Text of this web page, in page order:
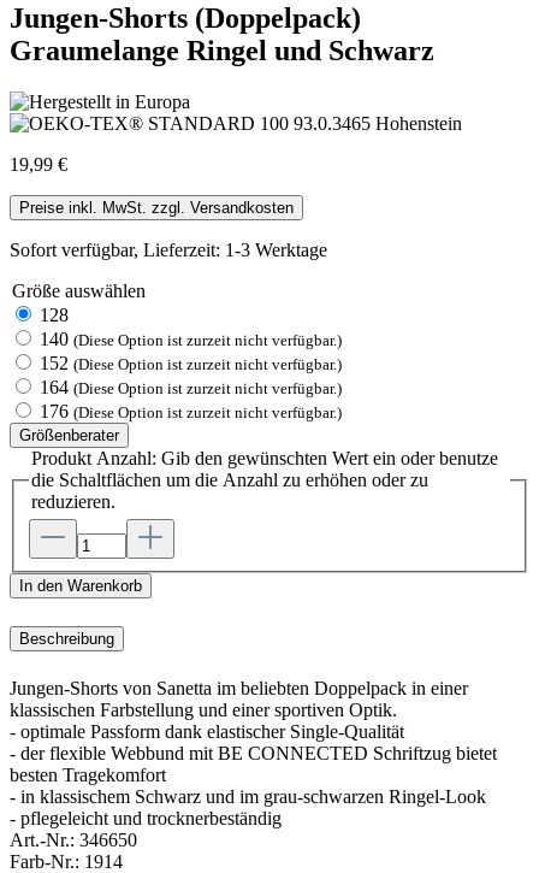
Jungen-Shorts (Doppelpack)
Graumelange Ringel und Schwarz
19,99 €
Preise inkl. MwSt. zzgl. Versandkosten
Sofort verfügbar, Lieferzeit: 1-3 Werktage
Größe auswählen
128
140 (Diese Option ist zurzeit nicht verfügbar.)
152 (Diese Option ist zurzeit nicht verfügbar.)
164 (Diese Option ist zurzeit nicht verfügbar.)
176 (Diese Option ist zurzeit nicht verfügbar.)
Größenberater
Produkt Anzahl: Gib den gewünschten Wert ein oder benutze
die Schaltflächen um die Anzahl zu erhöhen oder zu
reduzieren.
In den Warenkorb
Beschreibung
Jungen-Shorts von Sanetta im beliebten Doppelpack in einer
klassischen Farbstellung und einer sportiven Optik.
- optimale Passform dank elastischer Single-Qualität
- der flexible Webbund mit BE CONNECTED Schriftzug bietet
besten Tragekomfort
- in klassischem Schwarz und im grau-schwarzen Ringel-Look
- pflegeleicht und trocknerbeständig
Art.-Nr.: 346650
Farb-Nr.: 1914